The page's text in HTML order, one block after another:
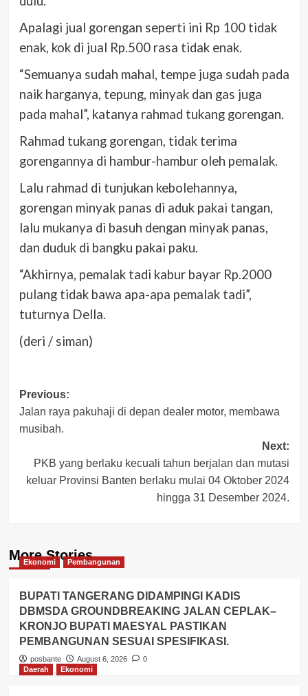
Apalagi jual gorengan seperti ini Rp 100 tidak
enak, kok di jual Rp.500 rasa tidak enak.
“Semuanya sudah mahal, tempe juga sudah pada
naik harganya, tepung, minyak dan gas juga
pada mahal”, katanya rahmad tukang gorengan.
Rahmad tukang gorengan, tidak terima
gorengannya di hambur-hambur oleh pemalak.
Lalu rahmad di tunjukan kebolehannya,
gorengan minyak panas di aduk pakai tangan,
lalu mukanya di basuh dengan minyak panas,
dan duduk di bangku pakai paku.
“Akhirnya, pemalak tadi kabur bayar Rp.2000
pulang tidak bawa apa-apa pemalak tadi”,
tuturnya Della.
(deri / siman)
Post
navigation
Previous:
Jalan raya pakuhaji di depan dealer motor, membawa
musibah.
Next:
PKB yang berlaku kecuali tahun berjalan dan mutasi
keluar Provinsi Banten berlaku mulai 04 Oktober 2024
hingga 31 Desember 2024.
More Stories
Ekonomi Pembangunan
BUPATI TANGERANG DIDAMPINGI KADIS
DBMSDA GROUNDBREAKING JALAN CEPLAK–
KRONJO BUPATI MAESYAL PASTIKAN
PEMBANGUNAN SESUAI SPESIFIKASI.
posbante August 6, 2026
0
Daerah
Ekonomi